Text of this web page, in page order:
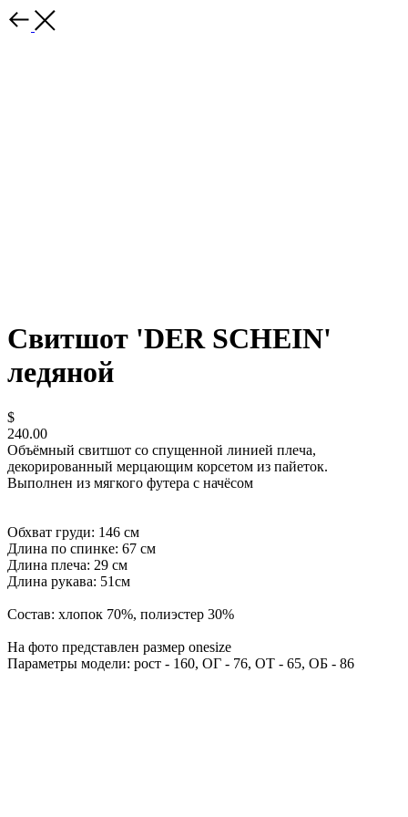
Свитшот 'DER SCHEIN'
ледяной
$
240.00
Объёмный свитшот со спущенной линией плеча,
декорированный мерцающим корсетом из пайеток.
Выполнен из мягкого футера с начёсом
Обхват груди: 146 см
Длина по спинке: 67 см
Длина плеча: 29 см
Длина рукава: 51см
Состав: хлопок 70%, полиэстер 30%
На фото представлен размер onesize
Параметры модели: рост - 160, ОГ - 76, ОТ - 65, ОБ - 86